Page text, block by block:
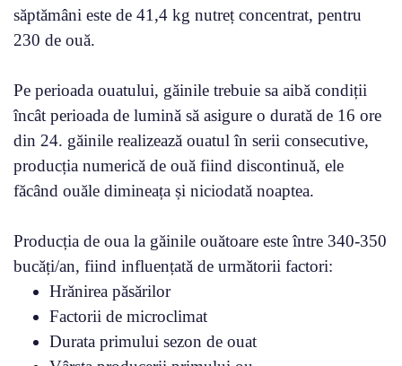
săptămâni este de 41,4 kg nutreț concentrat, pentru
230 de ouă.
Pe perioada ouatului, găinile trebuie sa aibă condiții
încât perioada de lumină să asigure o durată de 16 ore
din 24. găinile realizează ouatul în serii consecutive,
producția numerică de ouă fiind discontinuă, ele
făcând ouăle dimineața și niciodată noaptea.
Producția de oua la găinile ouătoare este între 340-350
bucăți/an, fiind influențată de următorii factori:
Hrănirea păsărilor
Factorii de microclimat
Durata primului sezon de ouat